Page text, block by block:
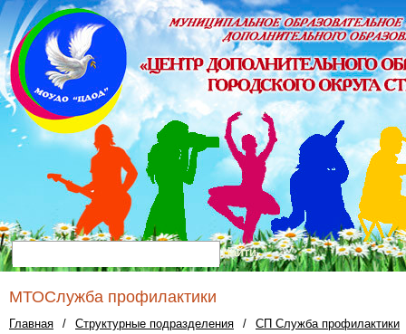
Найти
МТОСлужба профилактики
Главная / Структурные подразделения / СП Служба профилактики